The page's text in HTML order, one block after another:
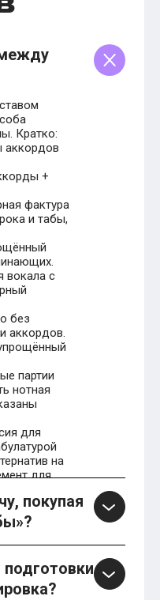
Кратко:
аккордов
+
фактура
и табы,
вокала с
без
аккордов.
партии
нотная
для
на
для
покупая